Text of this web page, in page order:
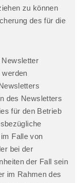
zu können
des für die
Newsletter
werden
des Newsletters
für den Betrieb
Falle von
bei der
der Fall sein
im Rahmen des